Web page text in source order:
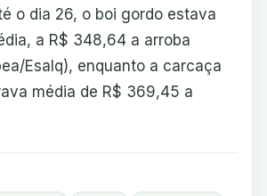
o dia 26, o boi gordo estava
a R$ 348,64 a arroba
Esalq), enquanto a carcaça
média de R$ 369,45 a